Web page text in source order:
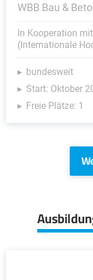
WBB Bau &
In Kooperation
(Internationale
bundesweit
Start: Oktober
Freie Plätze: 1